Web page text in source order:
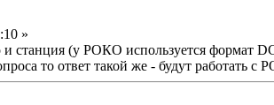
»
станция (у РОКО используется формат
то ответ такой же - будут работать